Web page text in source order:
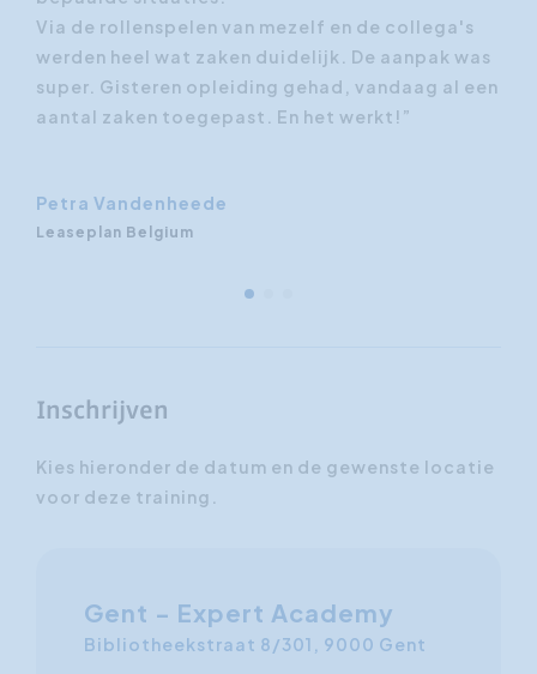
Via de rollenspelen van mezelf en de collega's
werden heel wat zaken duidelijk. De aanpak was
super. Gisteren opleiding gehad, vandaag al een
aantal zaken toegepast. En het werkt!”
Petra Vandenheede
Leaseplan Belgium
Inschrijven
Kies hieronder de datum en de gewenste locatie
voor deze training.
Gent - Expert Academy
Bibliotheekstraat 8/301, 9000 Gent